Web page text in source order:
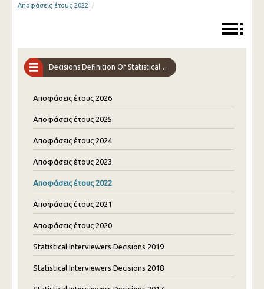
Αποφάσεις έτους 2022 /
Decisions Definition Of Statistical Interviewers
Αποφάσεις έτους 2026
Αποφάσεις έτους 2025
Αποφάσεις έτους 2024
Αποφάσεις έτους 2023
Αποφάσεις έτους 2022
Αποφάσεις έτους 2021
Αποφάσεις έτους 2020
Statistical Interviewers Decisions 2019
Statistical Interviewers Decisions 2018